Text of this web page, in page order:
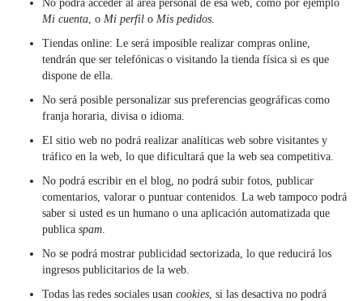
No podrá acceder al área personal de esa web, como por ejemplo
Mi cuenta, o Mi perfil o Mis pedidos.
Tiendas online: Le será imposible realizar compras online,
tendrán que ser telefónicas o visitando la tienda física si es que
dispone de ella.
No será posible personalizar sus preferencias geográficas como
franja horaria, divisa o idioma.
El sitio web no podrá realizar analíticas web sobre visitantes y
tráfico en la web, lo que dificultará que la web sea competitiva.
No podrá escribir en el blog, no podrá subir fotos, publicar
comentarios, valorar o puntuar contenidos. La web tampoco podrá
saber si usted es un humano o una aplicación automatizada que
publica spam.
No se podrá mostrar publicidad sectorizada, lo que reducirá los
ingresos publicitarios de la web.
Todas las redes sociales usan cookies, si las desactiva no podrá